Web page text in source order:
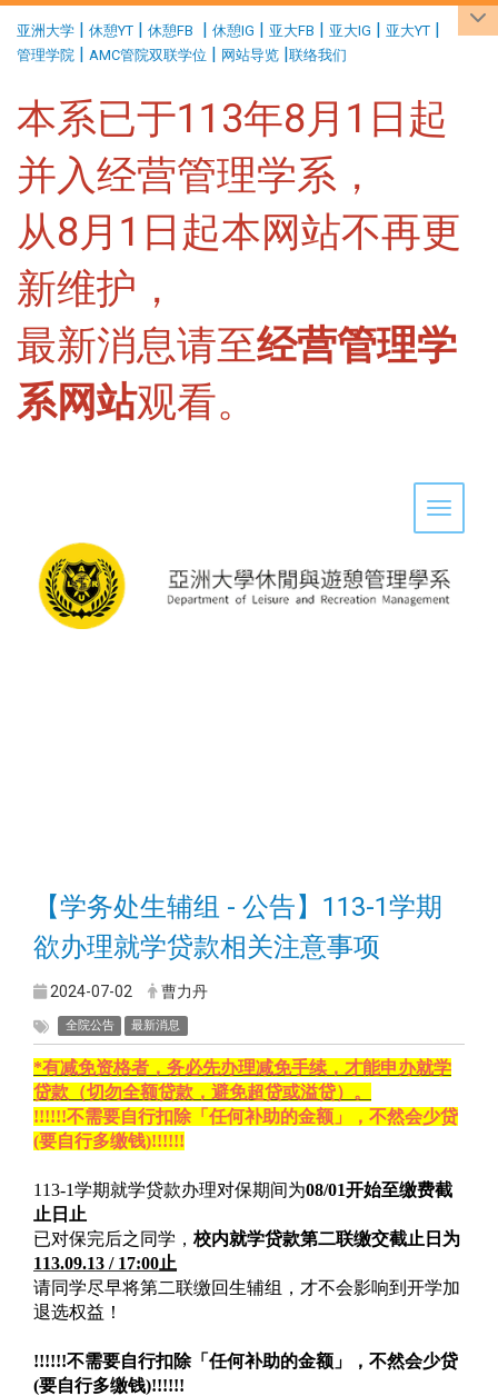
亚洲大学 | 休憩YT | 休憩FB | 休憩IG | 亚大FB | 亚大IG | 亚大YT |
管理学院 | AMC管院双联学位 | 网站导览 |联络我们
本系已于113年8月1日起
并入经营管理学系，
从8月1日起本网站不再更
新维护，
最新消息请至经营管理学
系网站观看。
Toggle
【学务处生辅组 - 公告】113-1学期
欲办理就学贷款相关注意事项
2024-07-02 曹力丹
全院公告 最新消息
*有减免资格者，务必先办理减免手续，才能申办就学
贷款（切勿全额贷款，避免超贷或溢贷）。
!!!!!!不需要自行扣除「任何补助的金额」，不然会少贷
(要自行多缴钱)!!!!!!
113-1学期就学贷款办理对保期间为08/01开始至缴费截
止日止
已对保完后之同学， 校内就学贷款第二联缴交截止日为
113.09.13 / 17:00止
请同学尽早将第二联缴回生辅组，才不会影响到开学加
退选权益！
!!!!!!不需要自行扣除「任何补助的金额」，不然会少贷
(要自行多缴钱)!!!!!!